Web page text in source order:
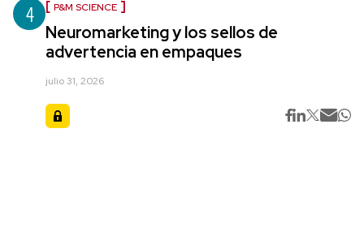
4 P&M SCIENCE
Neuromarketing y los sellos de
advertencia en empaques
julio 31, 2026